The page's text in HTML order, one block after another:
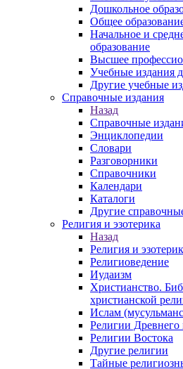
Дошкольное
Общее
Начальное и
образование
Высшее
Учебные издания
Другие учебные
Справочные издания
Назад
Справочные
Энциклопедии
Словари
Разговорники
Справочники
Календари
Каталоги
Другие
Религия и эзотерика
Назад
Религия и
Религиоведение
Иудаизм
Христианство.
христианской
Ислам
Религии Древнего
Религии Востока
Другие религии
Тайные